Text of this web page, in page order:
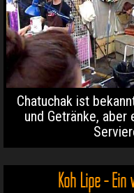
Chatuchak ist
und Getränke,
Koh Lipe - Ein